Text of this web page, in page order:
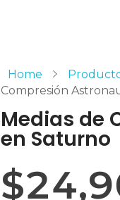
Home
Compresión
Medias de
en Saturno
$